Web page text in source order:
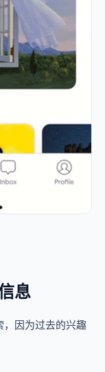
息
，因为过去的兴趣